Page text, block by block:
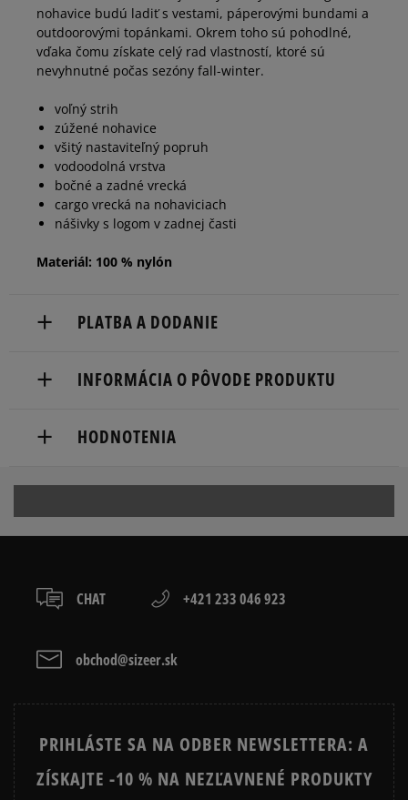
nohavice budú ladiť s vestami, páperovými bundami a
outdoorovými topánkami. Okrem toho sú pohodlné,
vďaka čomu získate celý rad vlastností, ktoré sú
nevyhnutné počas sezóny fall-winter.
voľný strih
zúžené nohavice
všitý nastaviteľný popruh
vodoodolná vrstva
bočné a zadné vrecká
cargo vrecká na nohaviciach
nášivky s logom v zadnej časti
Materiál: 100 % nylón
PLATBA A DODANIE
Dostupné spôsoby doručenia:
slovenská pošta - na adresu,
osobné prevzatie v predajni.
kartou,
INFORMÁCIA O PÔVODE PRODUKTU
Posthofbrug 2-4
HODNOTENIA
CHAT +421 233 046 923
obchod@sizeer.sk
PRIHLÁSTE SA NA ODBER NEWSLETTERA: A
ZÍSKAJTE -10 % NA NEZĽAVNENÉ PRODUKTY